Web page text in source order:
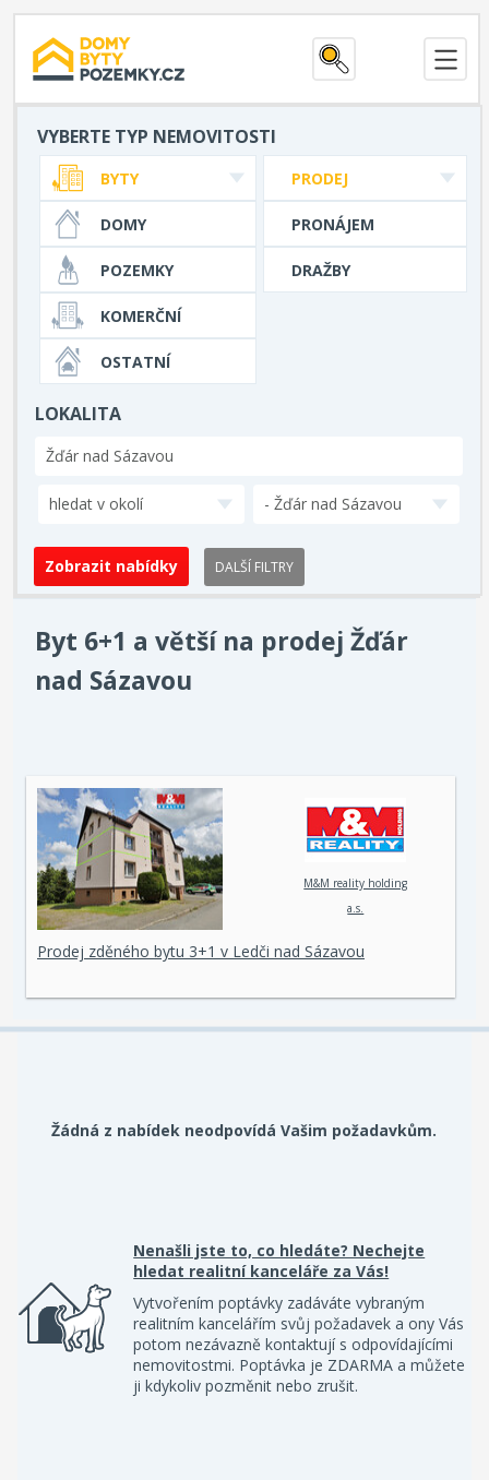
VYBERTE TYP NEMOVITOSTI
PRODEJ
PRONÁJEM
DRAŽBY
BYTY
DOMY
POZEMKY
KOMERČNÍ
OSTATNÍ
LOKALITA
hledat v okolí - Žďár nad Sázavou
DALŠÍ FILTRY
Byt 6+1 a větší na prodej Žďár
nad Sázavou
M&M reality holding
a.s.
Prodej zděného bytu 3+1 v Ledči nad Sázavou
Žádná z nabídek neodpovídá Vašim požadavkům.
Nenašli jste to, co hledáte? Nechejte
hledat realitní kanceláře za Vás!
Vytvořením poptávky zadáváte vybraným
realitním kancelářím svůj požadavek a ony Vás
potom nezávazně kontaktují s odpovídajícími
nemovitostmi. Poptávka je ZDARMA a můžete
ji kdykoliv pozměnit nebo zrušit.